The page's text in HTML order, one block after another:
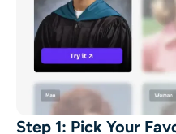
Step 1: Pick Your